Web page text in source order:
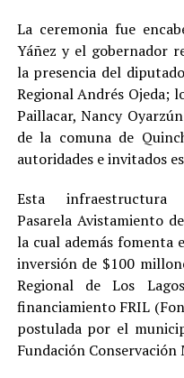
La ceremonia fue
Yáñez y el gobernador
la presencia del
Regional Andrés Ojeda;
Paillacar, Nancy
de la comuna de
autoridades e invitados
Esta infraestructura
Pasarela Avistamiento
la cual además fomenta
inversión de $100
Regional de Los
financiamiento FRIL
postulada por el
Fundación Conservación